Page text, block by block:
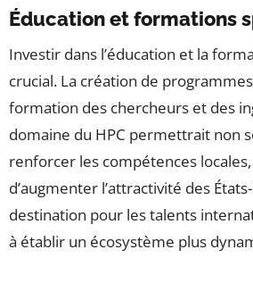
Éducation et formations
Investir dans l’éducation et la
crucial. La création de
formation des chercheurs et des
domaine du HPC permettrait non
renforcer les compétences
d’augmenter l’attractivité des
destination pour les talents
à établir un écosystème plus